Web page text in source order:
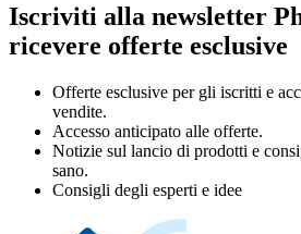
Iscriviti alla newsletter
ricevere offerte esclusive
Offerte esclusive per gli iscritti e
vendite.
Accesso anticipato alle offerte.
Notizie sul lancio di prodotti e
sano.
Consigli degli esperti e idee